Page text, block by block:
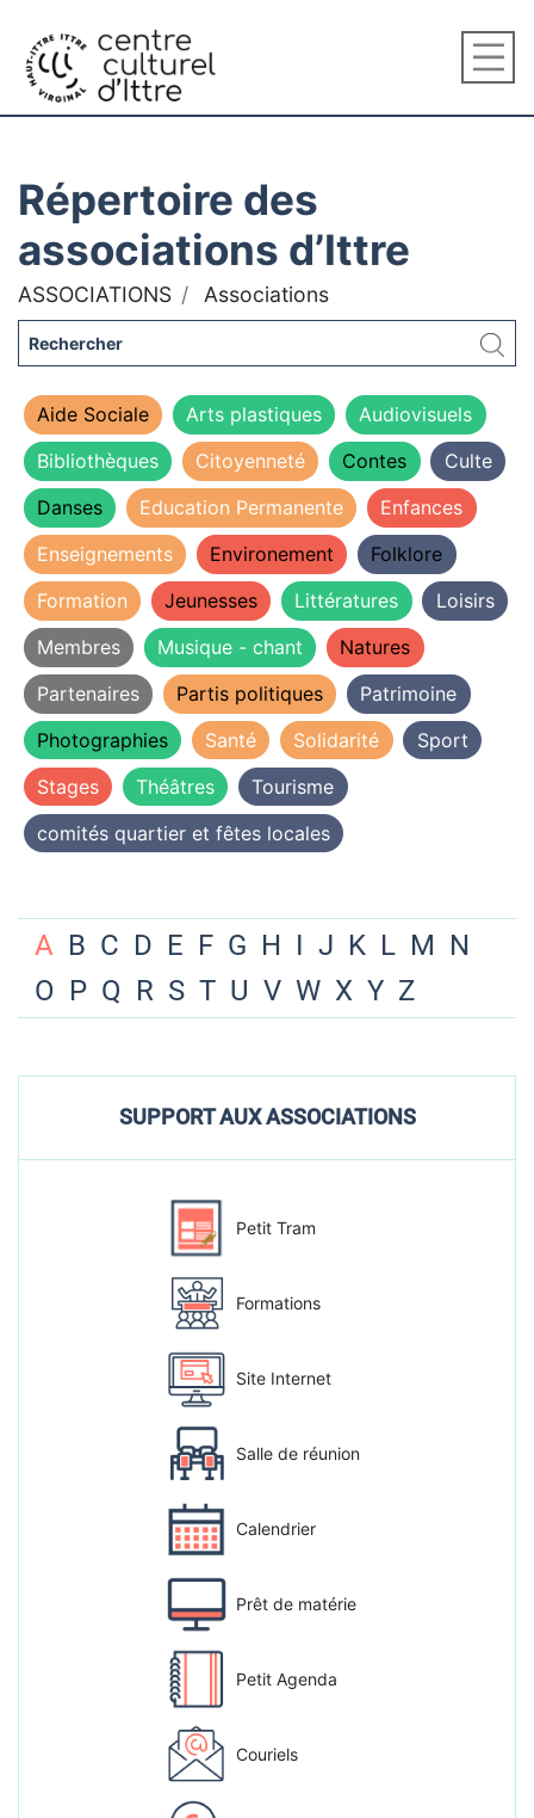
Répertoire des
associations d’Ittre
ASSOCIATIONS Associations
Aide Sociale Arts plastiques
Audiovisuels
Bibliothèques
Citoyenneté Contes
Culte
Danses
Education Permanente
Enfances
Enseignements
Environement
Folklore
Formation
Jeunesses Littératures
Loisirs
Membres
Musique - chant
Natures
Partenaires
Partis politiques
Patrimoine
Photographies
Santé Solidarité
Sport
Stages
Théâtres
Tourisme
comités quartier et fêtes locales
A B C D E F G H I J K L M N
O P Q R S T U V W X Y Z
SUPPORT AUX ASSOCIATIONS
Petit Tram
Formations
Site Internet
Salle de réunion
Calendrier
Prêt de matérie
Petit Agenda
Couriels